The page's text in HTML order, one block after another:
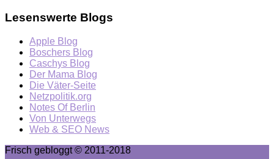
Lesenswerte Blogs
Apple Blog
Boschers Blog
Caschys Blog
Der Mama Blog
Die Väter-Seite
Netzpolitik.org
Notes Of Berlin
Von Unterwegs
Web & SEO News
Frisch gebloggt © 2011-2018